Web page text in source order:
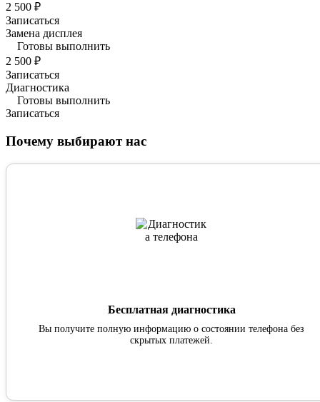
2 500 ₽
Записаться
Замена дисплея
Готовы выполнить
2 500 ₽
Записаться
Диагностика
Готовы выполнить
Записаться
Почему выбирают нас
Бесплатная диагностика
Вы получите полную информацию о состоянии телефона без
скрытых платежей.